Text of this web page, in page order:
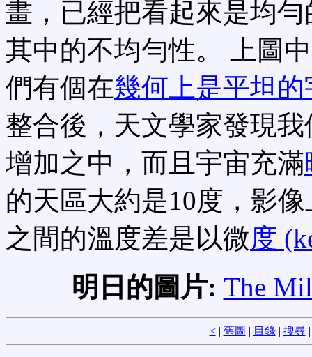
畫，已經把看起來是均勻
其中的不均勻性。 上圖
們有個在幾何上是平坦的
整合後，天文學家發現
增加之中，而且宇宙充滿
的天區大約是10度，影
之間的溫度差是以微度
明日的圖片: The
<| 舊圖 | 目錄| 搜尋